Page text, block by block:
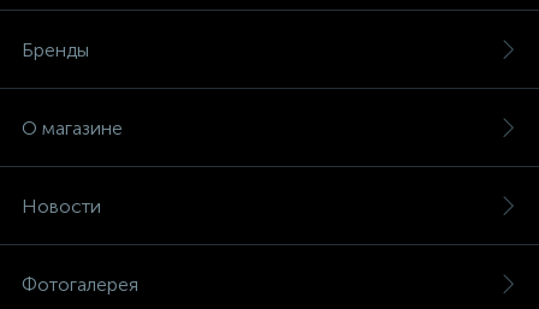
Бренды
О магазине
Новости
Фотогалерея